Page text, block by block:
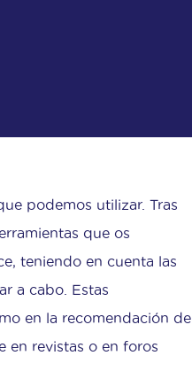
podemos utilizar. Tras
que os
teniendo en cuenta las
a cabo. Estas
en la recomendación de
en revistas o en foros